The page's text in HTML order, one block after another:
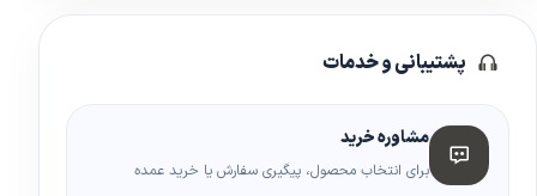
پشتیبانی و خدمات
مشاوره خرید
برای انتخاب محصول، پیگیری سفارش یا خرید عمده